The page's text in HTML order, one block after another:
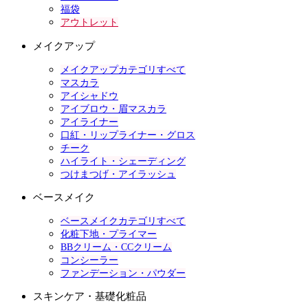
福袋
アウトレット
メイクアップ
メイクアップカテゴリすべて
マスカラ
アイシャドウ
アイブロウ・眉マスカラ
アイライナー
口紅・リップライナー・グロス
チーク
ハイライト・シェーディング
つけまつげ・アイラッシュ
ベースメイク
ベースメイクカテゴリすべて
化粧下地・プライマー
BBクリーム・CCクリーム
コンシーラー
ファンデーション・パウダー
スキンケア・基礎化粧品